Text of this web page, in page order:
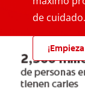
de cuidado.